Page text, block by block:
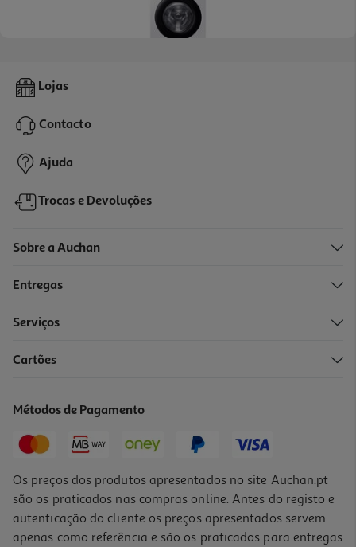
Máquina De Lavar Roupa Samsung Ww90cgc04daeep Ecobubble
- Branco A 9kg
449,99 €
Lojas
Contacto
Ajuda
Trocas e Devoluções
Sobre a Auchan
Entregas
Serviços
Cartões
Métodos de Pagamento
Os preços dos produtos apresentados no site Auchan.pt
são os praticados nas compras online. Antes do registo e
autenticação do cliente os preços apresentados servem
apenas como referência e são os praticados para entregas